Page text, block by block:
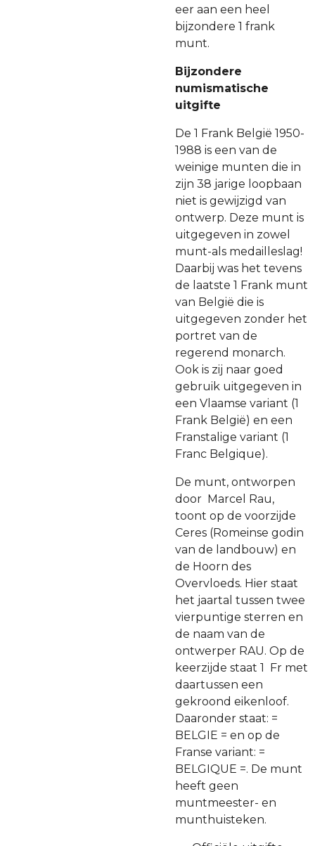
eer aan een heel
bijzondere 1 frank
munt.
Bijzondere
numismatische
uitgifte
De 1 Frank België 1950-
1988 is een van de
weinige munten die in
zijn 38 jarige loopbaan
niet is gewijzigd van
ontwerp. Deze munt is
uitgegeven in zowel
munt-als medailleslag!
Daarbij was het tevens
de laatste 1 Frank munt
van België die is
uitgegeven zonder het
portret van de
regerend monarch.
Ook is zij naar goed
gebruik uitgegeven in
een Vlaamse variant (1
Frank België) en een
Franstalige variant (1
Franc Belgique).
De munt, ontworpen
door Marcel Rau,
toont op de voorzijde
Ceres (Romeinse godin
van de landbouw) en
de Hoorn des
Overvloeds. Hier staat
het jaartal tussen twee
vierpuntige sterren en
de naam van de
ontwerper RAU. Op de
keerzijde staat 1 Fr met
daartussen een
gekroond eikenloof.
Daaronder staat: =
BELGIE = en op de
Franse variant: =
BELGIQUE =. De munt
heeft geen
muntmeester- en
munthuisteken.